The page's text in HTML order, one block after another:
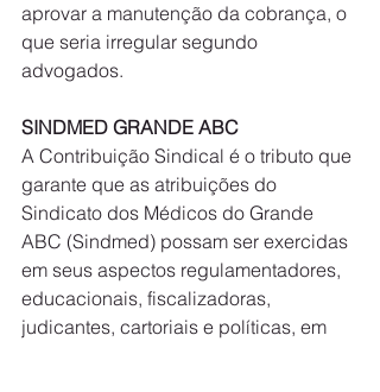
aprovar a manutenção da cobrança, o
que seria irregular segundo
advogados.
SINDMED GRANDE ABC
A Contribuição Sindical é o tributo que
garante que as atribuições do
Sindicato dos Médicos do Grande
ABC (Sindmed) possam ser exercidas
em seus aspectos regulamentadores,
educacionais, fiscalizadoras,
judicantes, cartoriais e políticas, em